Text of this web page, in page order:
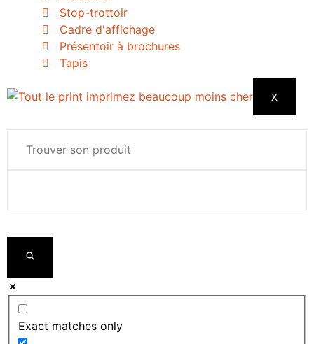
Stop-trottoir
Cadre d'affichage
Présentoir à brochures
Tapis
X
Exact matches only